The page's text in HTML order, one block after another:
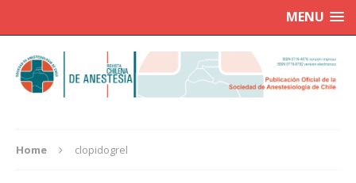
MENU
Home clopidogrel